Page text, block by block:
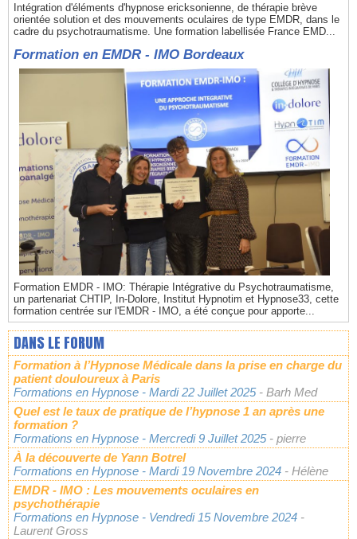
Intégration d'éléments d'hypnose ericksonienne, de thérapie brève
orientée solution et des mouvements oculaires de type EMDR, dans le
cadre du psychotraumatisme. Une formation labellisée France EMD...
Formation en EMDR - IMO Bordeaux
Formation EMDR - IMO: Thérapie Intégrative du Psychotraumatisme,
un partenariat CHTIP, In-Dolore, Institut Hypnotim et Hypnose33, cette
formation centrée sur l'EMDR - IMO, a été conçue pour apporte...
DANS LE FORUM
Formation à l’Hypnose Médicale dans la prise en charge du
patient douloureux à Paris
Formations en Hypnose - Mardi 22 Juillet 2025 - Barh Med
Quel est le taux de pratique de l’hypnose 1 an après une
formation ?
Formations en Hypnose - Mercredi 9 Juillet 2025 - pierre
À la découverte de Yann Botrel
Formations en Hypnose - Mardi 19 Novembre 2024 - Hélène
EMDR - IMO : Les mouvements oculaires en
psychothérapie
Formations en Hypnose - Vendredi 15 Novembre 2024 -
Laurent Gross